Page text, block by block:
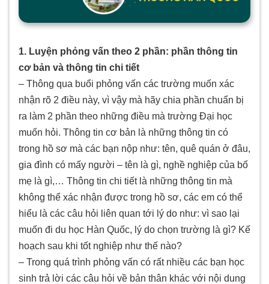
1. Luyện phỏng vấn theo 2 phần: phần thông tin
cơ bản và thông tin chi tiết
– Thông qua buổi phỏng vấn các trường muốn xác
nhận rõ 2 điều này, vì vậy mà hãy chia phần chuẩn bị
ra làm 2 phần theo những điều mà trường Đại học
muốn hỏi. Thông tin cơ bản là những thông tin có
trong hồ sơ mà các bạn nộp như: tên, quê quán ở đâu,
gia đình có mấy người – tên là gì, nghề nghiệp của bố
mẹ là gì,… Thông tin chi tiết là những thông tin mà
không thể xác nhận được trong hồ sơ, các em có thể
hiểu là các câu hỏi liên quan tới lý do như: vì sao lại
muốn đi du học Hàn Quốc, lý do chọn trường là gì? Kế
hoạch sau khi tốt nghiệp như thế nào?
– Trong quá trình phỏng vấn có rất nhiều các bạn học
sinh trả lời các câu hỏi về bản thân khác với nội dung